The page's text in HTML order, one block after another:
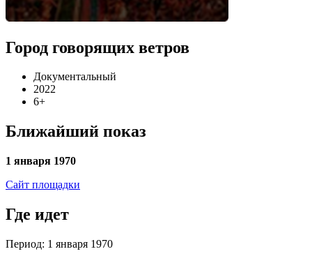
Город говорящих ветров
Документальный
2022
6+
Ближайший показ
1 января 1970
Сайт площадки
Где идет
Период: 1 января 1970